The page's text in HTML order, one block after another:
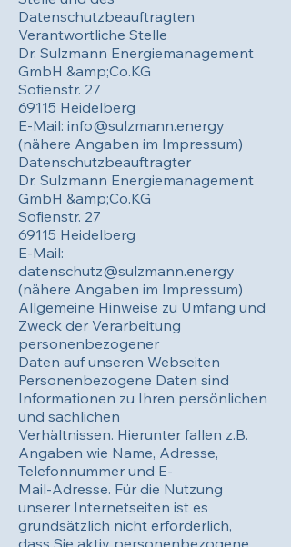
Datenschutzbeauftragten
Verantwortliche Stelle
Dr. Sulzmann Energiemanagement
GmbH &amp;Co.KG
Sofienstr. 27
69115 Heidelberg
E-Mail: info@sulzmann.energy
(nähere Angaben im Impressum)
Datenschutzbeauftragter
Dr. Sulzmann Energiemanagement
GmbH &amp;Co.KG
Sofienstr. 27
69115 Heidelberg
E-Mail:
datenschutz@sulzmann.energy
(nähere Angaben im Impressum)
Allgemeine Hinweise zu Umfang und
Zweck der Verarbeitung
personenbezogener
Daten auf unseren Webseiten
Personenbezogene Daten sind
Informationen zu Ihren persönlichen
und sachlichen
Verhältnissen. Hierunter fallen z.B.
Angaben wie Name, Adresse,
Telefonnummer und E-
Mail-Adresse. Für die Nutzung
unserer Internetseiten ist es
grundsätzlich nicht erforderlich,
dass Sie aktiv personenbezogene